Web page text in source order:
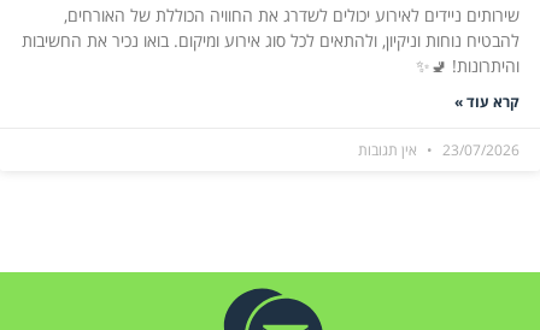
שירותים ניידים לאירוע יכולים לשדרג את החוויה הכוללת של האורחים,
להבטיח נוחות וניקיון, ולהתאים לכל סוג אירוע ומיקום. בואו נכיר את החשיבות
והיתרונות! 🚽✨
קרא עוד »
23/07/2026 אין תגובות